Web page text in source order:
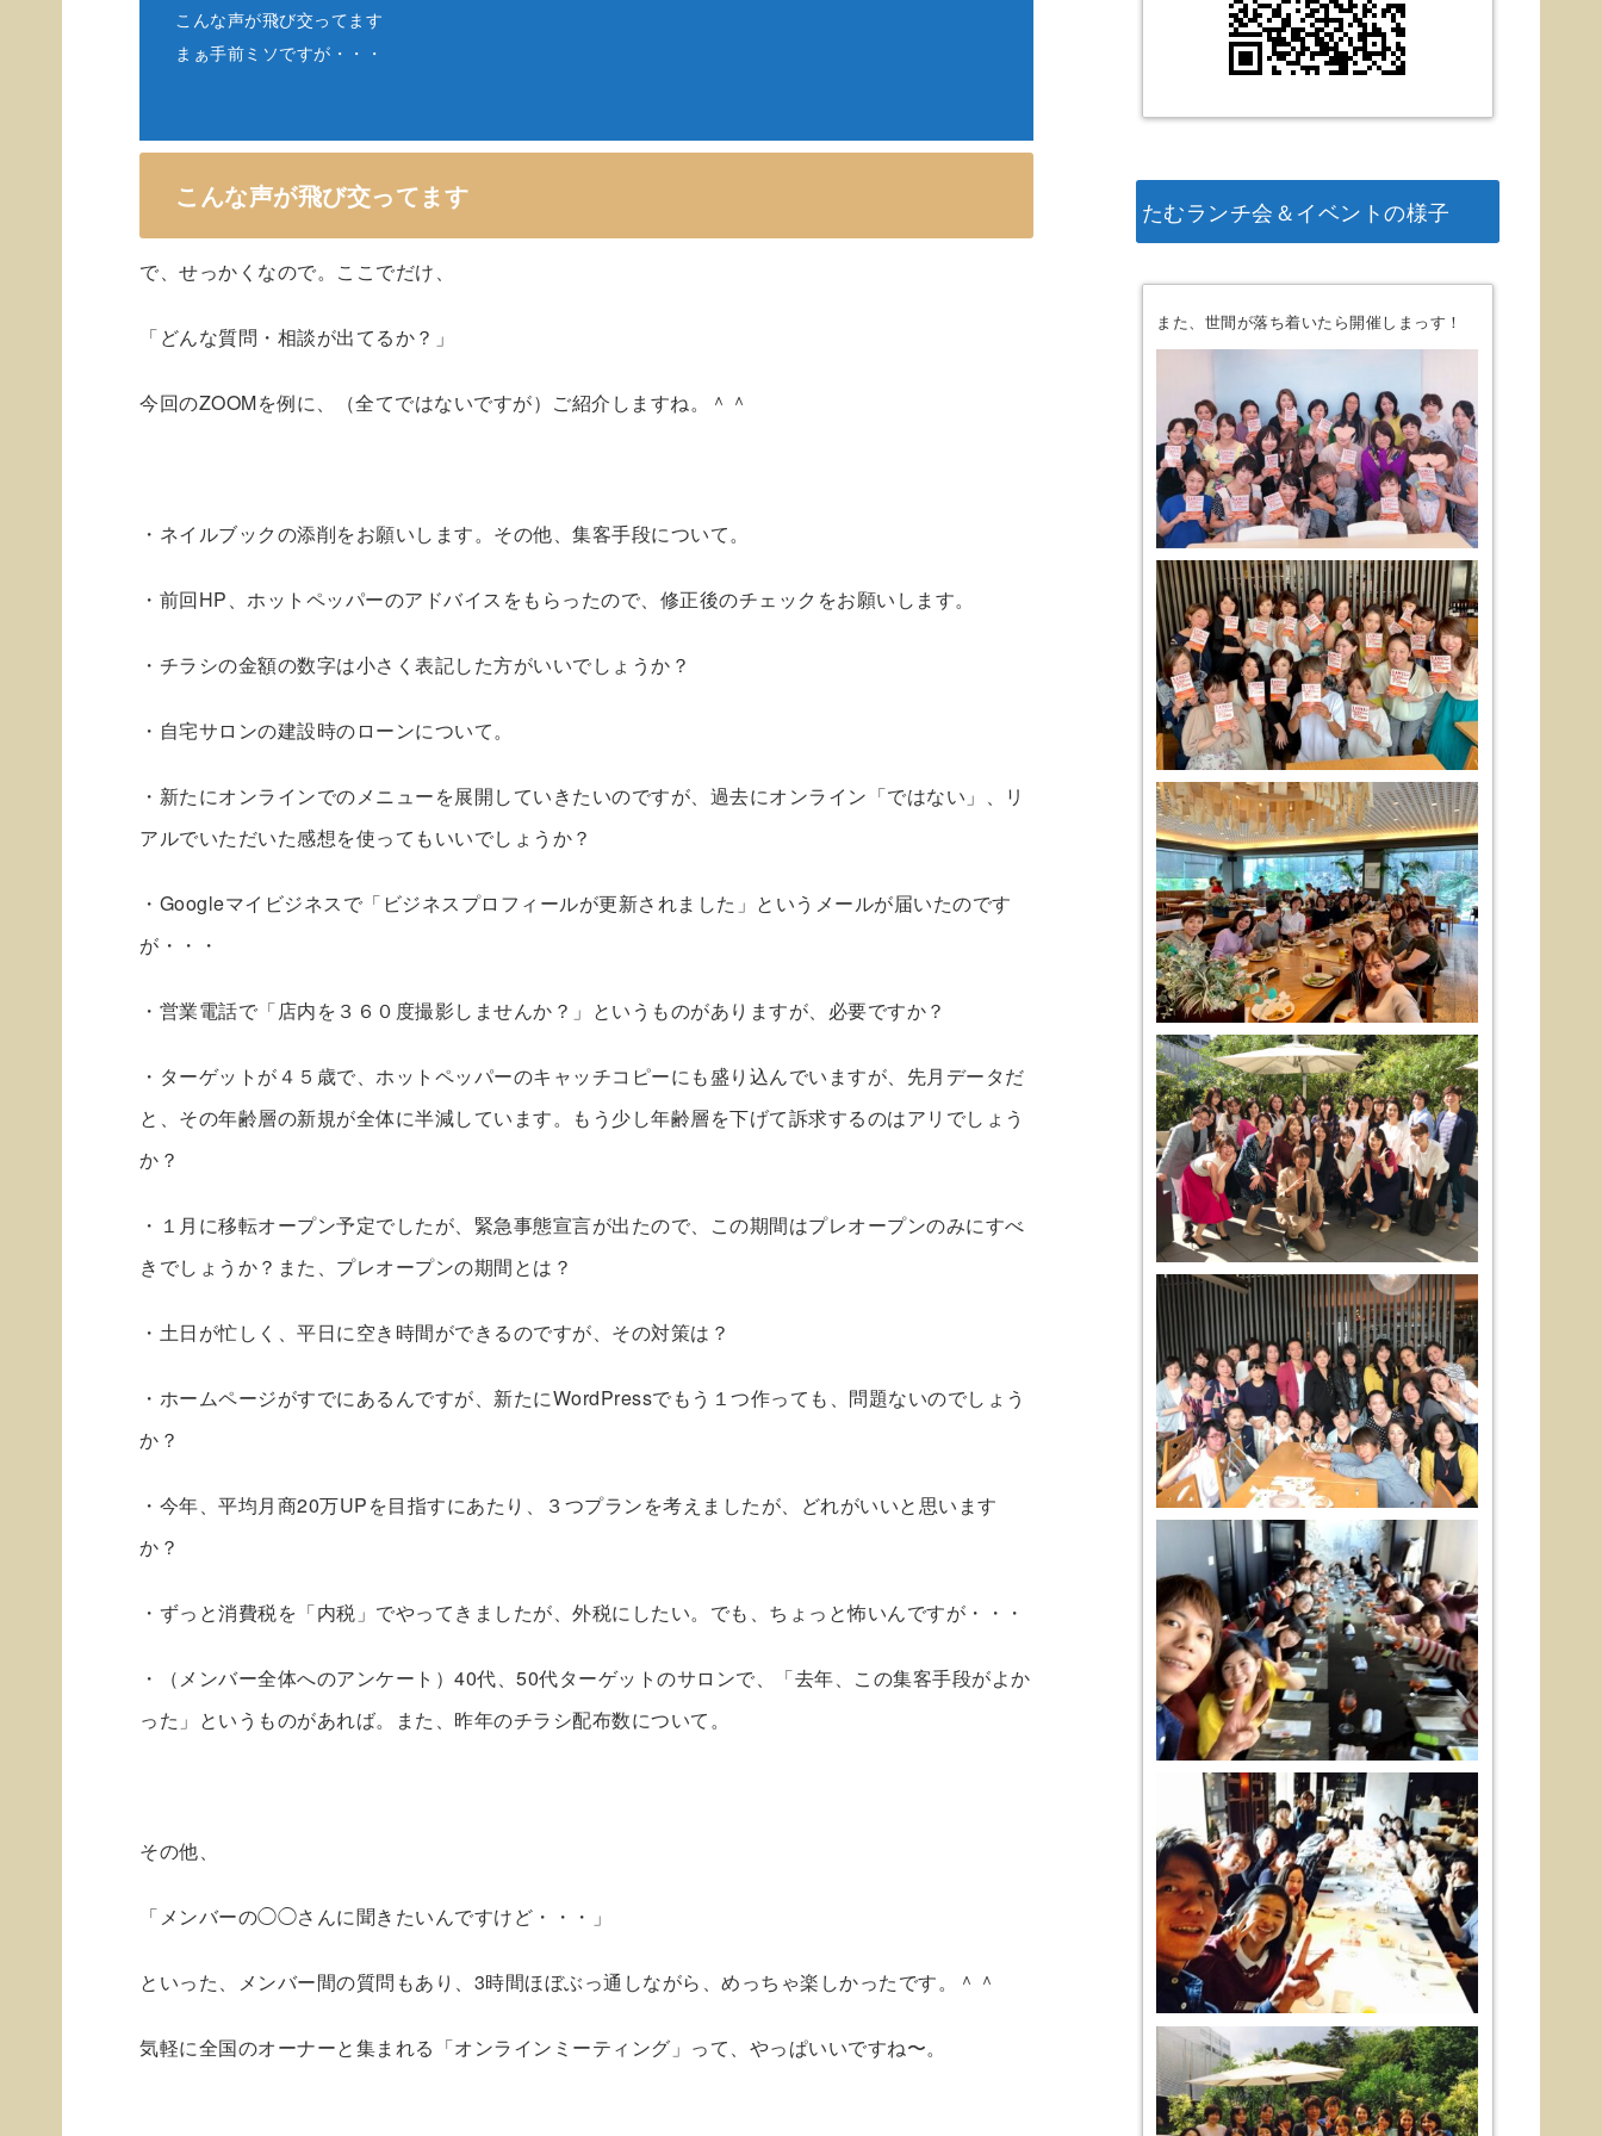
こんな声が飛び交ってます
まぁ手前ミソですが・・・
こんな声が飛び交ってます
で、せっかくなので。ここでだけ、
「どんな質問・相談が出てるか？」
今回のZOOMを例に、（全てではないですが）ご紹介しますね。＾＾
・ネイルブックの添削をお願いします。その他、集客手段について。
・前回HP、ホットペッパーのアドバイスをもらったので、修正後のチェックをお願いします。
・チラシの金額の数字は小さく表記した方がいいでしょうか？
・自宅サロンの建設時のローンについて。
・新たにオンラインでのメニューを展開していきたいのですが、過去にオンライン「ではない」、リ
アルでいただいた感想を使ってもいいでしょうか？
・Googleマイビジネスで「ビジネスプロフィールが更新されました」というメールが届いたのです
が・・・
・営業電話で「店内を３６０度撮影しませんか？」というものがありますが、必要ですか？
・ターゲットが４５歳で、ホットペッパーのキャッチコピーにも盛り込んでいますが、先月データだ
と、その年齢層の新規が全体に半減しています。もう少し年齢層を下げて訴求するのはアリでしょう
か？
・１月に移転オープン予定でしたが、緊急事態宣言が出たので、この期間はプレオープンのみにすべ
きでしょうか？また、プレオープンの期間とは？
・土日が忙しく、平日に空き時間ができるのですが、その対策は？
・ホームページがすでにあるんですが、新たにWordPressでもう１つ作っても、問題ないのでしょう
か？
・今年、平均月商20万UPを目指すにあたり、３つプランを考えましたが、どれがいいと思います
か？
・ずっと消費税を「内税」でやってきましたが、外税にしたい。でも、ちょっと怖いんですが・・・
・（メンバー全体へのアンケート）40代、50代ターゲットのサロンで、「去年、この集客手段がよか
った」というものがあれば。また、昨年のチラシ配布数について。
その他、
「メンバーの◯◯さんに聞きたいんですけど・・・」
といった、メンバー間の質問もあり、3時間ほぼぶっ通しながら、めっちゃ楽しかったです。＾＾
気軽に全国のオーナーと集まれる「オンラインミーティング」って、やっぱいいですね〜。
たむランチ会＆イベントの様子
また、世間が落ち着いたら開催しまっす！